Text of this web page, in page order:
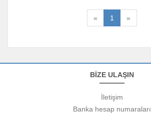
« 1 »
BİZE ULAŞIN
İletişim
Banka hesap numaraları